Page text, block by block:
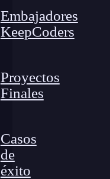
Embajadores
KeepCoders
Proyectos
Finales
Casos
de
éxito